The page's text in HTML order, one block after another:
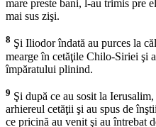
mare preste bani, l-au trimis pre
mai sus zişi.
8 Şi Iliodor îndată au purces la
mearge în cetăţile Chilo-Siriei şi
împăratului plinind.
9 Şi după ce au sosit la
arhiereul cetăţii şi au spus de
ce pricină au venit şi au întrebat